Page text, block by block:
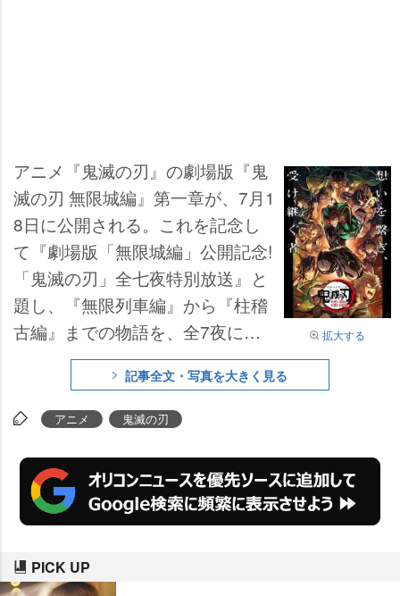
拡大する
アニメ『鬼滅の刃』の劇場版『鬼
滅の刃 無限城編』第一章が、7月1
8日に公開される。これを記念し
て『劇場版「無限城編」公開記念!
「鬼滅の刃」全七夜特別放送』と
題し、『無限列車編』から『柱稽
古編』までの物語を、全7夜に渡
りフジテレビ系にて一挙放送され
ることが決定し、新ビジュアルが
解禁された。
記事全文・写真を大きく見る
アニメ 鬼滅の刃
PICK UP